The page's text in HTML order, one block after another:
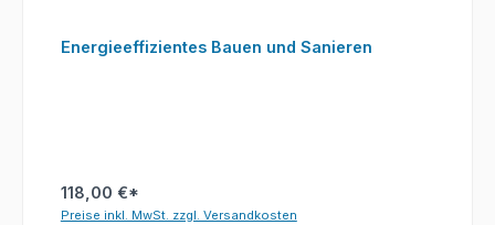
Energieeffizientes Bauen und Sanieren
118,00 €*
Preise inkl. MwSt. zzgl. Versandkosten